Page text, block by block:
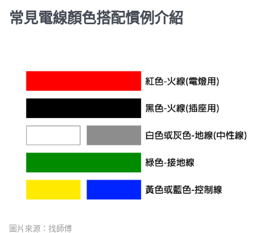
常見電線顏色搭配慣例介紹
圖片來源：找師傅